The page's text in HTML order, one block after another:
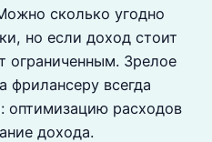
сколько угодно
но если доход стоит
ограниченным. Зрелое
фрилансеру всегда
оптимизацию расходов
дохода.